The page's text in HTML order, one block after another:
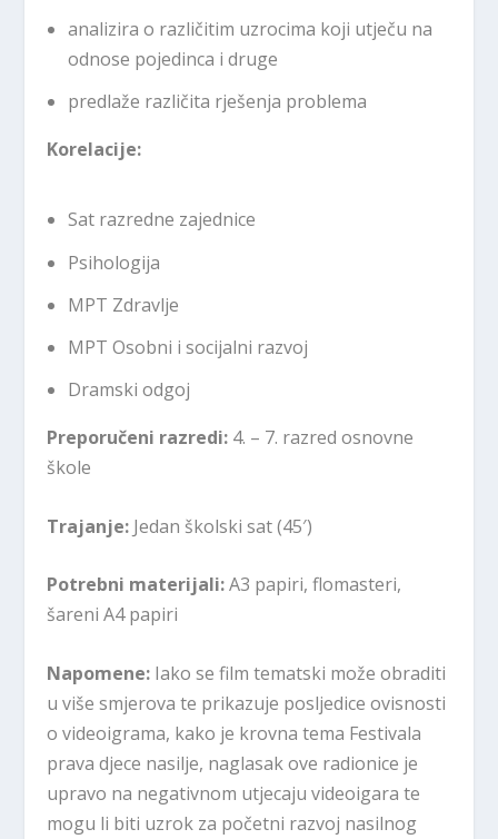
analizira o različitim uzrocima koji utječu na
odnose pojedinca i druge
predlaže različita rješenja problema
Korelacije:
Sat razredne zajednice
Psihologija
MPT Zdravlje
MPT Osobni i socijalni razvoj
Dramski odgoj
Preporučeni razredi: 4. – 7. razred osnovne
škole
Trajanje: Jedan školski sat (45′)
Potrebni materijali:A3 papiri, flomasteri,
šareni A4 papiri
Napomene: Iako se film tematski može obraditi
u više smjerova te prikazuje posljedice ovisnosti
o videoigrama, kako je krovna tema Festivala
prava djece nasilje, naglasak ove radionice je
upravo na negativnom utjecaju videoigara te
mogu li biti uzrok za početni razvoj nasilnog